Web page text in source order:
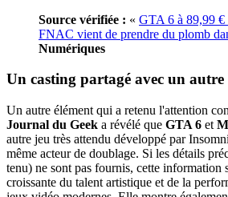
Source vérifiée : « GTA 6 à 89,99 €
FNAC vient de prendre du plomb
Numériques
Un casting partagé avec un
Un autre élément qui a retenu l'attention
Journal du Geek a révélé que GTA 6 et
autre jeu très attendu développé par
même acteur de doublage. Si les détails
tenu) ne sont pas fournis, cette information
croissante du talent artistique et de la